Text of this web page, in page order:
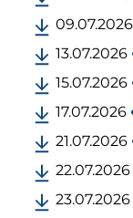
09.07.2026
13.07.2026
15.07.2026
17.07.2026
21.07.2026
22.07.2026
23.07.2026